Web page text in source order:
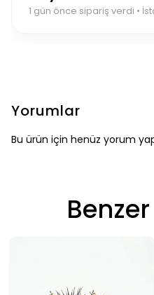
1 gün önce sipariş verdi •
Yorumlar
Bu ürün için henüz yorum